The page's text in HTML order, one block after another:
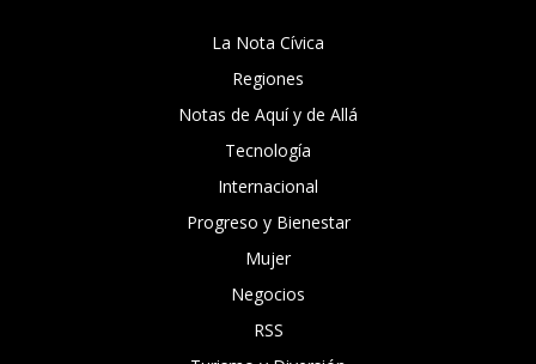
La Nota Cívica
Regiones
Notas de Aquí y de Allá
Tecnología
Internacional
Progreso y Bienestar
Mujer
Negocios
RSS